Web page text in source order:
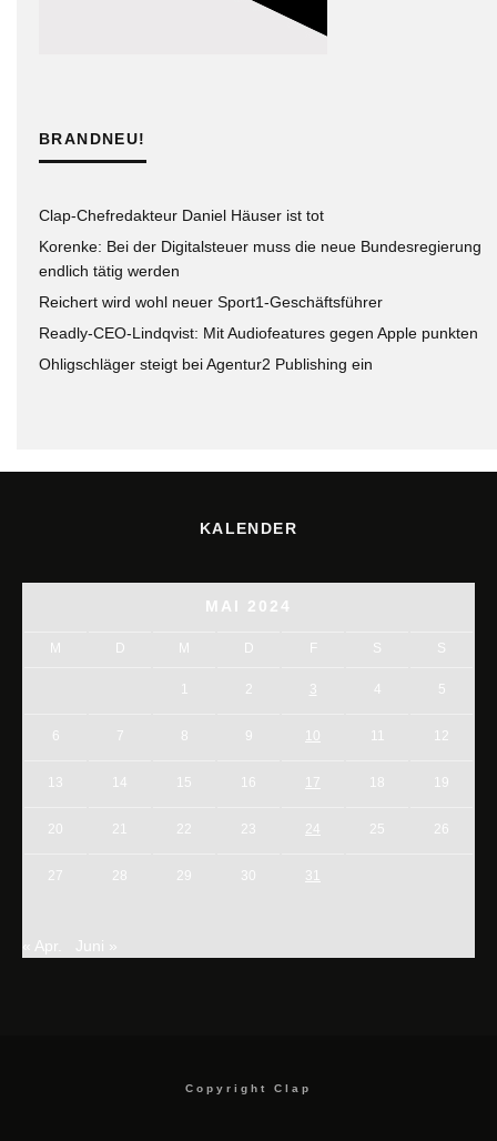
BRANDNEU!
Clap-Chefredakteur Daniel Häuser ist tot
Korenke: Bei der Digitalsteuer muss die neue Bundesregierung
endlich tätig werden
Reichert wird wohl neuer Sport1-Geschäftsführer
Readly-CEO-Lindqvist: Mit Audiofeatures gegen Apple punkten
Ohligschläger steigt bei Agentur2 Publishing ein
KALENDER
MAI 2024
M D M D F S S
1 2 3 5
6 7 8 9 10 11 12
13 14 15 16 17 18 19
20 21 22 23 24 25 26
27 28 29 30 31
« Apr. Juni »
Copyright Clap